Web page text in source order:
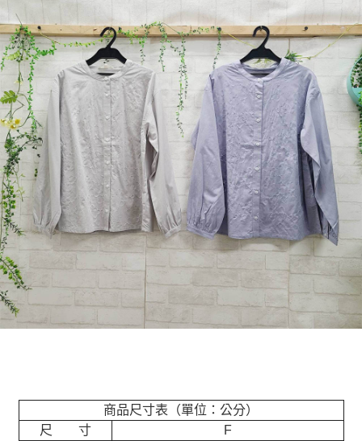
商品尺寸表（單位：公分）
尺 寸
F